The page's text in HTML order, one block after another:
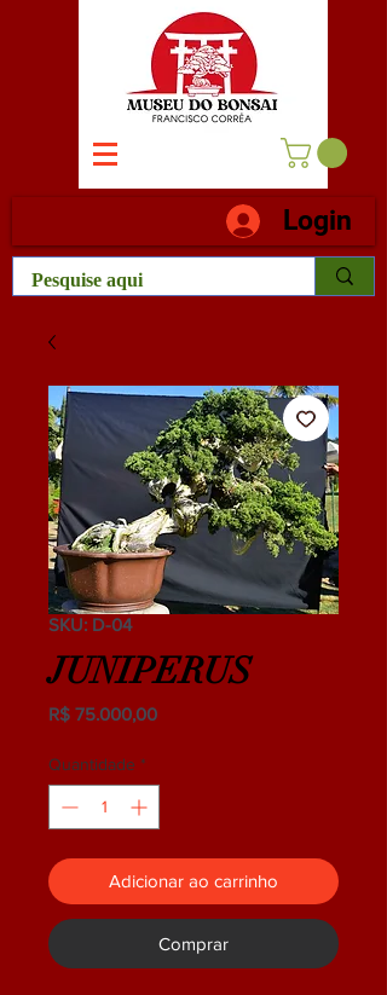
Login
SKU: D-04
JUNIPERUS
R$ 75.000,00Preço
Quantidade *
Adicionar ao carrinho
Comprar